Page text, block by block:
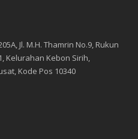
Jl. M.H. Thamrin No.9, Rukun
Kelurahan Kebon Sirih,
Kode Pos 10340